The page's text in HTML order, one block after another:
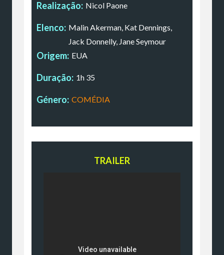
Realização: Nicol Paone
Elenco: Malin Akerman, Kat Dennings,
Jack Donnelly, Jane Seymour
Origem: EUA
Duração: 1h 35
Género: COMÉDIA
TRAILER